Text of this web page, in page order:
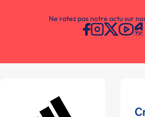
Ne ratez pas notre actu sur